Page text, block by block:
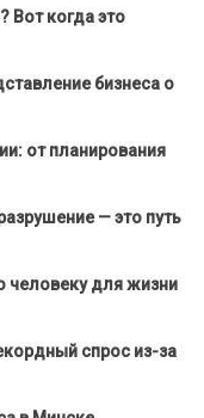
Вот когда это
бизнеса о
от планирования
— это путь
человеку для жизни
спрос из-за